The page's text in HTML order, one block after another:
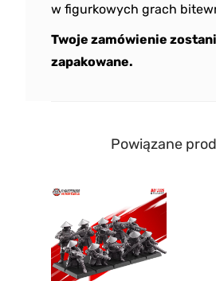
w figurkowych grach
Twoje zamówienie
zapakowane.
Powiązane